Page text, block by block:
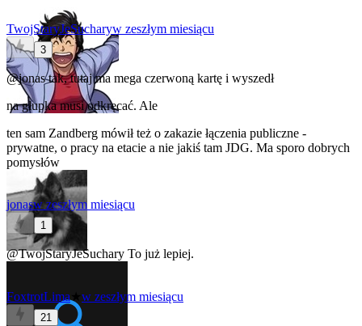
TwojStaryJeSucharyw zeszłym miesiącu
3
@jonastak, tutaj ma mega czerwoną kartę i wyszedł
na głupka musi odkręcać. Ale
ten sam Zandberg mówił też o zakazie łączenia publiczne -
prywatne, o pracy na etacie a nie jakiś tam JDG. Ma sporo dobrych
pomysłów
jonasw zeszłym miesiącu
1
@TwojStaryJeSuchary To już lepiej.
FoxtrotLima★ w zeszłym miesiącu
21